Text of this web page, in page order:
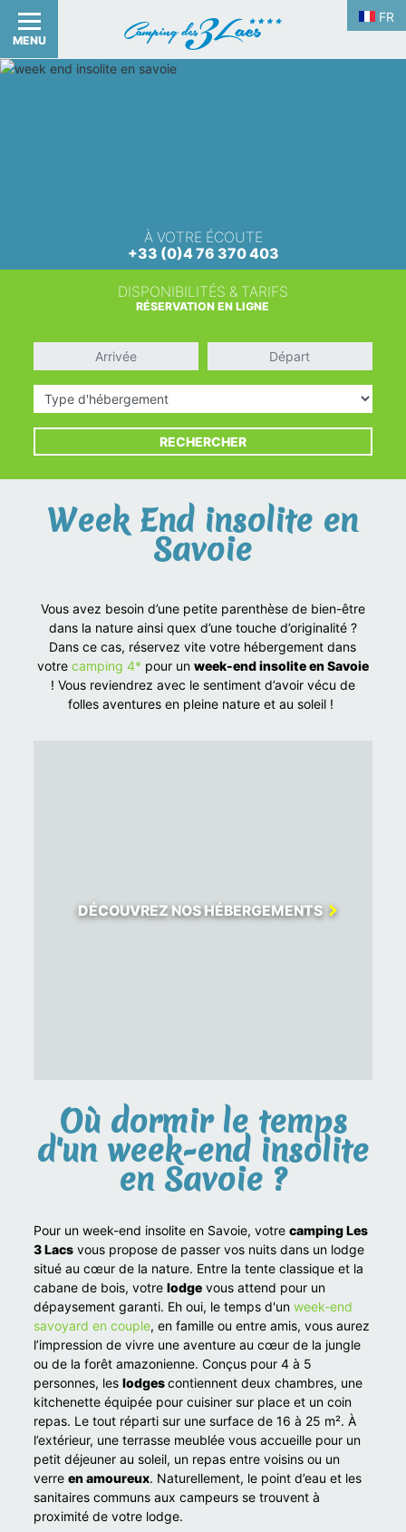
MENU
FR
À VOTRE ÉCOUTE
+33 (0)4 76 370 403
DISPONIBILITÉS & TARIFS
RÉSERVATION EN LIGNE
Type d'hébergement
RECHERCHER
Week End insolite en
Savoie
Vous avez besoin d’une petite parenthèse de bien-être
dans la nature ainsi quex d’une touche d’originalité ?
Dans ce cas, réservez vite votre hébergement dans
votre camping 4* pour un week-end insolite en Savoie
! Vous reviendrez avec le sentiment d’avoir vécu de
folles aventures en pleine nature et au soleil !
DÉCOUVREZ NOS HÉBERGEMENTS
Où dormir le temps
d'un week-end insolite
en Savoie ?
Pour un week-end insolite en Savoie, votrecamping Les
3 Lacs vous propose de passer vos nuits dans un lodge
situé au cœur de la nature. Entre la tente classique et la
cabane de bois, votrelodge vous attend pour un
dépaysement garanti. Eh oui, le temps d'unweek-end
savoyard en couple, en famille ou entre amis, vous aurez
l’impression de vivre une aventure au cœur de la jungle
ou de la forêt amazonienne. Conçus pour 4 à 5
personnes, leslodgescontiennent deux chambres, une
kitchenette équipée pour cuisiner sur place et un coin
repas. Le tout réparti sur une surface de 16 à 25 m². À
l’extérieur, une terrasse meublée vous accueille pour un
petit déjeuner au soleil, un repas entre voisins ou un
verreen amoureux. Naturellement, le point d’eau et les
sanitaires communs aux campeurs se trouvent à
proximité de votre lodge.